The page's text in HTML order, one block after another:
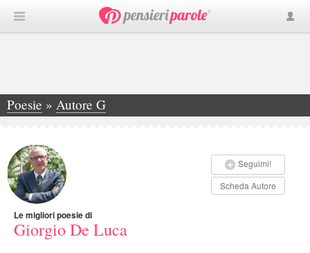
Poesie » Autore G
»Giorgio De Luca
Seguimi!
Scheda Autore
Le migliori poesie di
Giorgio De Luca